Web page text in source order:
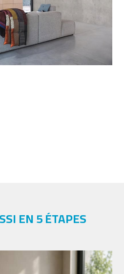
EN 5 ÉTAPES